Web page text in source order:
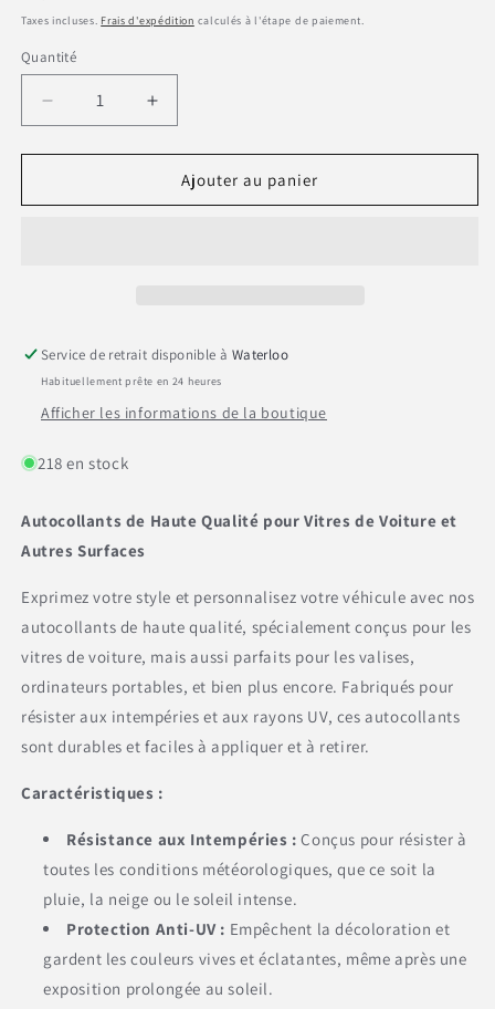
habituel
Taxes incluses. Frais d'expédition calculés à l'étape de paiement.
Quantité
Réduire
la
quantité
Autocollant
Augmenter
la
quantité
Autocollant
Ajouter au panier
Service de retrait disponible à Waterloo
Habituellement prête en 24 heures
Afficher les informations de la boutique
218 en stock
Autocollants de Haute Qualité pour Vitres de Voiture et
Autres Surfaces
Exprimez votre style et personnalisez votre véhicule avec nos
autocollants de haute qualité, spécialement conçus pour les
vitres de voiture, mais aussi parfaits pour les valises,
ordinateurs portables, et bien plus encore. Fabriqués pour
résister aux intempéries et aux rayons UV, ces autocollants
sont durables et faciles à appliquer et à retirer.
Caractéristiques :
Résistance aux Intempéries : Conçus pour résister à
toutes les conditions météorologiques, que ce soit la
pluie, la neige ou le soleil intense.
Protection Anti-UV : Empêchent la décoloration et
gardent les couleurs vives et éclatantes, même après une
exposition prolongée au soleil.